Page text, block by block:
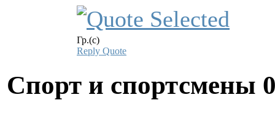
Гр.(с)
Reply Quote
Спорт и спортсмены